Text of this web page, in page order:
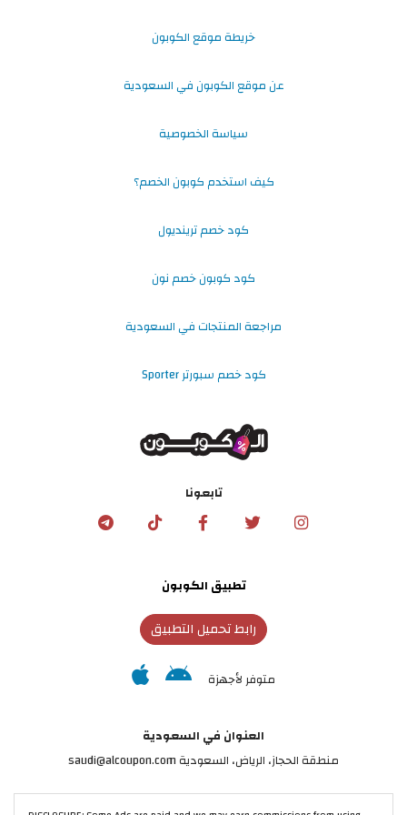
خريطة موقع الكوبون
عن موقع الكوبون في السعودية
سياسة الخصوصية
كيف استخدم كوبون الخصم؟
كود خصم ترينديول
كود كوبون خصم نون
مراجعة المنتجات في السعودية
كود خصم سبورتر Sporter
تابعونا
تطبيق الكوبون
رابط تحميل التطبيق
متوفر لأجهزة
العنوان في السعودية
منطقة الحجاز، الرياض، السعودية saudi@alcoupon.com